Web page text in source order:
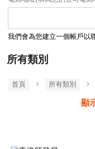
我們會為您建立一個帳戶以
所有類別
首頁 所有類別
顯